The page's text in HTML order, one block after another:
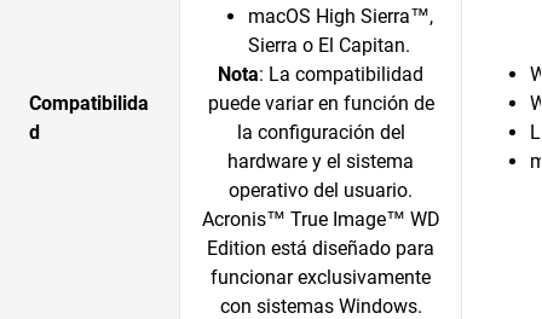
Compatibilida
d
macOS High Sierra™,
Sierra o El Capitan.
Nota: La compatibilidad
puede variar en función de
la configuración del
hardware y el sistema
operativo del usuario.
Acronis™ True Image™ WD
Edition está diseñado para
funcionar exclusivamente
con sistemas Windows.